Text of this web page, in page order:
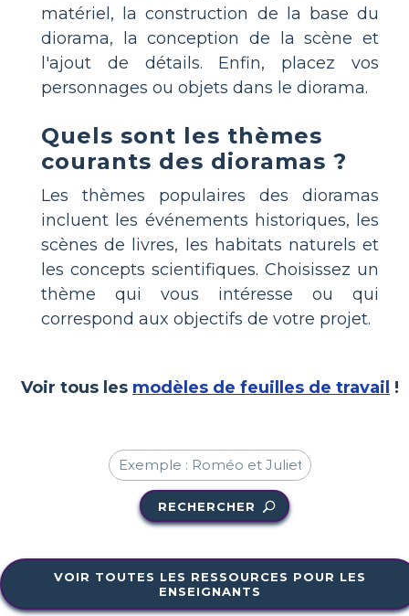
matériel, la construction de la base du
diorama, la conception de la scène et
l'ajout de détails. Enfin, placez vos
personnages ou objets dans le diorama.
Quels sont les thèmes
courants des dioramas ?
Les thèmes populaires des dioramas
incluent les événements historiques, les
scènes de livres, les habitats naturels et
les concepts scientifiques. Choisissez un
thème qui vous intéresse ou qui
correspond aux objectifs de votre projet.
Voir tous les modèles de feuilles de travail !
RECHERCHER
VOIR TOUTES LES RESSOURCES POUR LES
ENSEIGNANTS